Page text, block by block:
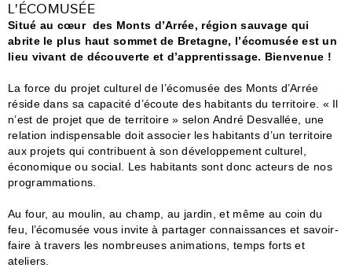
L'ÉCOMUSÉE
Situé au cœur des Monts d’Arrée, région sauvage qui
abrite le plus haut sommet de Bretagne, l’écomusée est un
lieu vivant de découverte et d’apprentissage. Bienvenue !
La force du projet culturel de l’écomusée des Monts d’Arrée
réside dans sa capacité d’écoute des habitants du territoire. « Il
n’est de projet que de territoire » selon André Desvallée, une
relation indispensable doit associer les habitants d’un territoire
aux projets qui contribuent à son développement culturel,
économique ou social. Les habitants sont donc acteurs de nos
programmations.
Au four, au moulin, au champ, au jardin, et même au coin du
feu, l’écomusée vous invite à partager connaissances et savoir-
faire à travers les nombreuses animations, temps forts et
ateliers.